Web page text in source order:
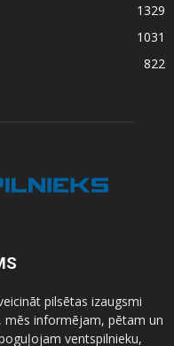
1329
1031
822
pilsētas izaugsmi
mēs informējam, pētam un
ventspilnieku,